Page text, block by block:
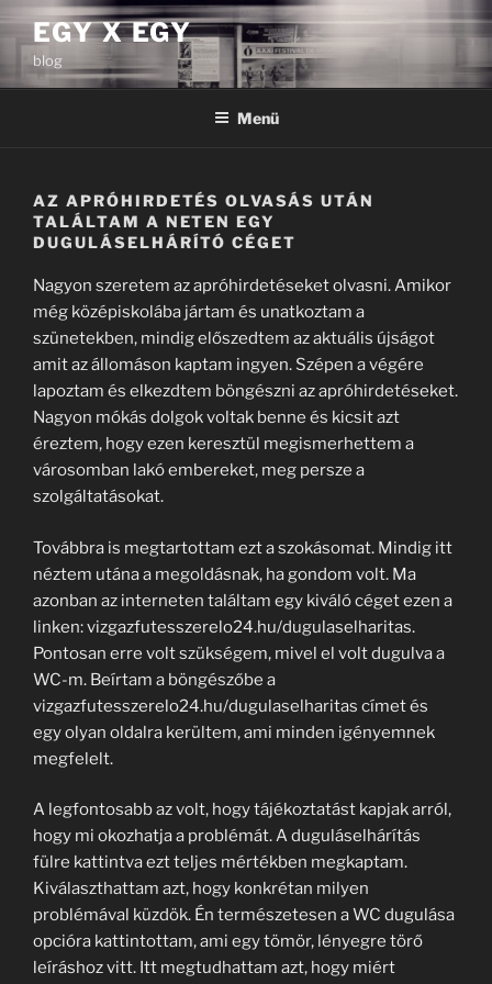
Tartalomhoz
EGY X EGY
blog
Menü
AZ APRÓHIRDETÉS OLVASÁS UTÁN
TALÁLTAM A NETEN EGY
DUGULÁSELHÁRÍTÓ CÉGET
Nagyon szeretem az apróhirdetéseket olvasni. Amikor
még középiskolába jártam és unatkoztam a
szünetekben, mindig előszedtem az aktuális újságot
amit az állomáson kaptam ingyen. Szépen a végére
lapoztam és elkezdtem böngészni az apróhirdetéseket.
Nagyon mókás dolgok voltak benne és kicsit azt
éreztem, hogy ezen keresztül megismerhettem a
városomban lakó embereket, meg persze a
szolgáltatásokat.
Továbbra is megtartottam ezt a szokásomat. Mindig itt
néztem utána a megoldásnak, ha gondom volt. Ma
azonban az interneten találtam egy kiváló céget ezen a
linken: vizgazfutesszerelo24.hu/dugulaselharitas.
Pontosan erre volt szükségem, mivel el volt dugulva a
WC-m. Beírtam a böngészőbe a
vizgazfutesszerelo24.hu/dugulaselharitas címet és
egy olyan oldalra kerültem, ami minden igényemnek
megfelelt.
A legfontosabb az volt, hogy tájékoztatást kapjak arról,
hogy mi okozhatja a problémát. A duguláselhárítás
fülre kattintva ezt teljes mértékben megkaptam.
Kiválaszthattam azt, hogy konkrétan milyen
problémával küzdök. Én természetesen a WC dugulása
opcióra kattintottam, ami egy tömör, lényegre törő
leíráshoz vitt. Itt megtudhattam azt, hogy miért